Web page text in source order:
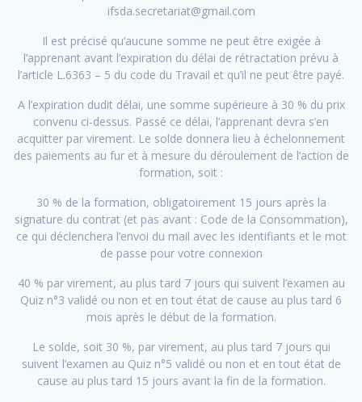
ifsda.secretariat@gmail.com
Il est précisé qu’aucune somme ne peut être exigée à
l’apprenant avant l’expiration du délai de rétractation prévu à
l’article L.6363 – 5 du code du Travail et qu’il ne peut être payé.
A l’expiration dudit délai, une somme supérieure à 30 % du prix
convenu ci-dessus. Passé ce délai, l’apprenant devra s’en
acquitter par virement. Le solde donnera lieu à échelonnement
des paiements au fur et à mesure du déroulement de l’action de
formation, soit :
30 % de la formation, obligatoirement 15 jours après la
signature du contrat (et pas avant : Code de la Consommation),
ce qui déclenchera l’envoi du mail avec les identifiants et le mot
de passe pour votre connexion
40 % par virement, au plus tard 7 jours qui suivent l’examen au
Quiz n°3 validé ou non et en tout état de cause au plus tard 6
mois après le début de la formation.
Le solde, soit 30 %, par virement, au plus tard 7 jours qui
suivent l’examen au Quiz n°5 validé ou non et en tout état de
cause au plus tard 15 jours avant la fin de la formation.